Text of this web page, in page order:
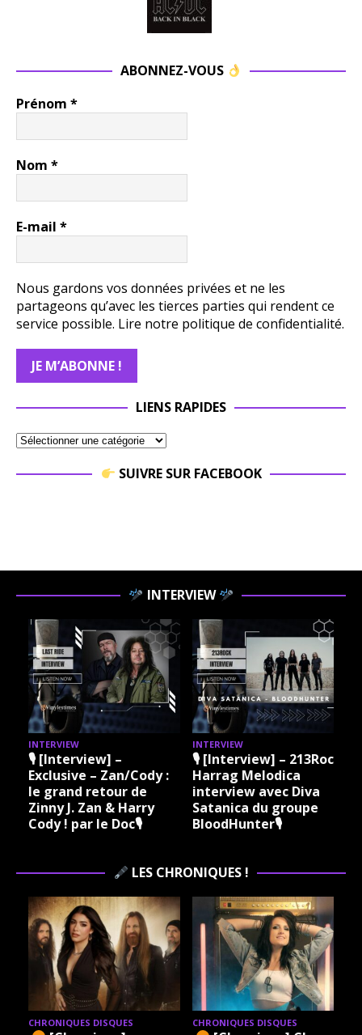
ABONNEZ-VOUS
Prénom *
Nom *
E-mail *
Nous gardons vos données privées et ne les
partageons qu’avec les tierces parties qui rendent ce
service possible. Lire notre politique de confidentialité.
LIENS RAPIDES
SUIVRE SUR FACEBOOK
INTERVIEW
INTERVIEW
🎙 [Interview] –
Exclusive – Zan/Cody :
le grand retour de
Zinny J. Zan & Harry
Cody ! par le Doc🎙
INTERVIEW
🎙 [Interview] – 213Rock
Harrag Melodica
interview avec Diva
Satanica du groupe
BloodHunter🎙
LES CHRONIQUES !
CHRONIQUES DISQUES CHRONIQUES DISQUES